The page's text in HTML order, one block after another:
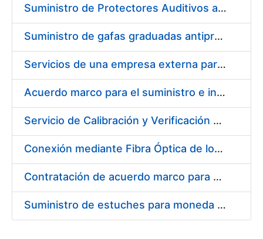
Suministro de Protectores Auditivos a medida para las personas trabajadoras de los Centros de Trabajo de Madrid y Burgos
Suministro de gafas graduadas antiproyecciones para los trabajadores de la FNMT-RCM en los centros de trabajo de Madrid y Burgos
Servicios de una empresa externa para el asesoramiento y resolución de los recursos de alzada que se presentan relacionados con procesos de selección para la FNMT-RCM
Acuerdo marco para el suministro e instalación de persianas, estores y otros complementos
Servicio de Calibración y Verificación Externa de los Equipos de Medición del Servicio de Prevención de la FNMT-RCM
Conexión mediante Fibra Óptica de los Centros de Proceso de Datos (CPDs) de las sedes de la FNMT-RCM de Burgos y Madrid
Contratación de acuerdo marco para el Suministro de Material de Electricidad para la Fábrica Nacional de Moneda y Timbre-Real Casa de la Moneda en su centro de trabajo de Burgos
Suministro de estuches para moneda de 30 €